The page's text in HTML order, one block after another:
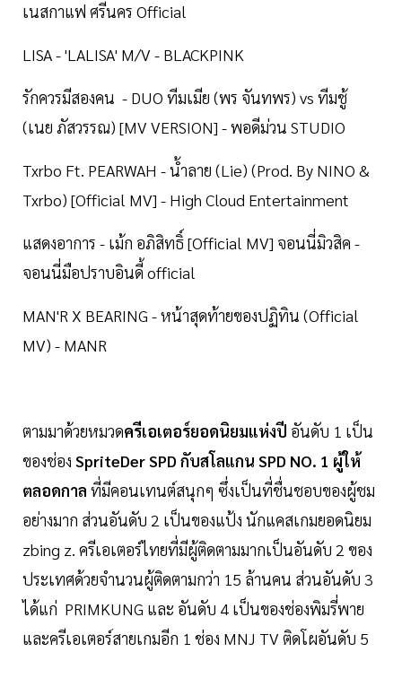
เนสกาแฟ ศรีนคร Official
LISA - 'LALISA' M/V - BLACKPINK
รักควรมีสองคน - DUO ทีมเมีย (พร จันทพร) vs ทีมชู้
(เนย ภัสวรรณ) [MV VERSION] - พอดีม่วน STUDIO
Txrbo Ft. PEARWAH - น้ำลาย (Lie) (Prod. By NINO &
Txrbo) [Official MV] - High Cloud Entertainment
แสดงอาการ - เม้ก อภิสิทธิ์ [Official MV] จอนนี่มิวสิค -
จอนนี่มือปราบอินดี้ official
MAN'R X BEARING - หน้าสุดท้ายของปฏิทิน (Official
MV) - MANR
ตามมาด้วยหมวดครีเอเตอร์ยอดนิยมแห่งปี อันดับ 1 เป็น
ของช่อง SpriteDer SPD กับสโลแกน SPD NO. 1 ผู้ให้
ตลอดกาล ที่มีคอนเทนต์สนุกๆ ซึ่งเป็นที่ชื่นชอบของผู้ชม
อย่างมาก ส่วนอันดับ 2 เป็นของแป้ง นักแคสเกมยอดนิยม
zbing z. ครีเอเตอร์ไทยที่มีผู้ติดตามมากเป็นอันดับ 2 ของ
ประเทศด้วยจำนวนผู้ติดตามกว่า 15 ล้านคน ส่วนอันดับ 3
ได้แก่ PRIMKUNG และ อันดับ 4 เป็นของช่องพิมรี่พาย
และครีเอเตอร์สายเกมอีก 1 ช่อง MNJ TV ติดโผอันดับ 5